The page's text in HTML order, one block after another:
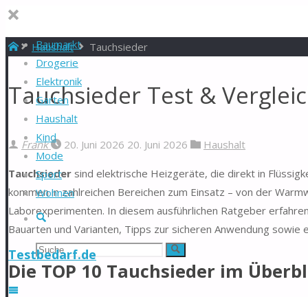
Baumarkt
Drogerie
Elektronik
Garten
Haushalt
Kind
Mode
Sport
Wohnen
Suche
Suchen
nach:
Suche
Testbedarf.de
StartHaushalt Tauchsieder
Tauchsieder Test &
Frank 20. Juni 2026 20. Juni 2026 Haushalt
Tauchsieder sind elektrische Heizgeräte, die direkt in
kommen in zahlreichen Bereichen zum Einsatz – von der
Laborexperimenten. In diesem ausführlichen Ratgeber
Bauarten und Varianten, Tipps zur sicheren Anwendung
Die TOP 10 Tauchsieder im